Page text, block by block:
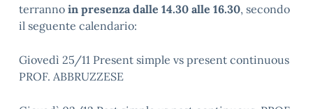
terranno in presenza dalle 14.30 alle 16.30, secondo
il seguente calendario:
Giovedì 25/11 Present simple vs present continuous
PROF. ABBRUZZESE